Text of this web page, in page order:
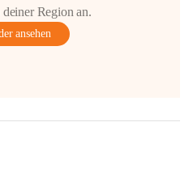
Region an.
ansehen